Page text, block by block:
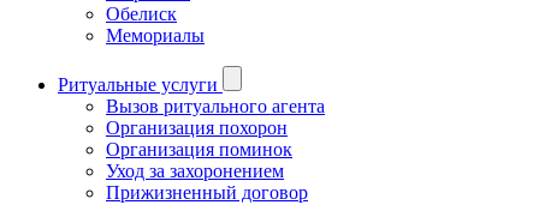
Обелиск
Мемориалы
Ритуальные услуги
Вызов ритуального агента
Организация похорон
Организация поминок
Уход за захоронением
Прижизненный договор